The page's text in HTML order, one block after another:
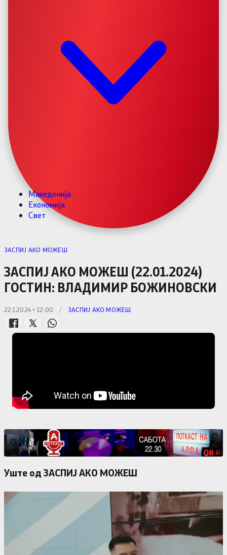
Македонија
Економија
Свет
ЗАСПИЈ АКО МОЖЕШ
ЗАСПИЈ АКО МОЖЕШ (22.01.2024)
ГОСТИН: ВЛАДИМИР БОЖИНОВСКИ
22.1.2024 • 12:00 / ЗАСПИЈ АКО МОЖЕШ
Уште од ЗАСПИЈ АКО МОЖЕШ